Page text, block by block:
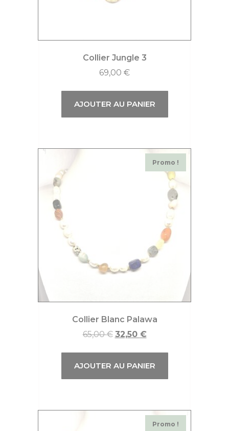
Collier Jungle 3
69,00 €
AJOUTER AU PANIER
Promo !
Collier Blanc Palawa
65,00€ 32,50 €
AJOUTER AU PANIER
Promo !